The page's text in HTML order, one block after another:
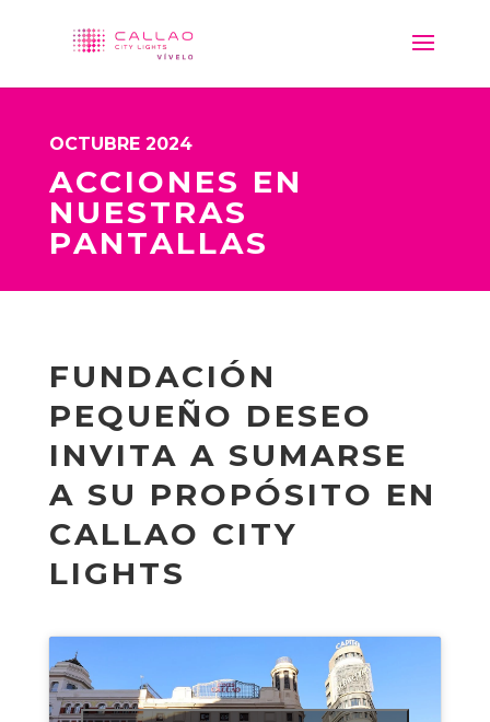
OCTUBRE 2024
ACCIONES EN
NUESTRAS
PANTALLAS
FUNDACIÓN
PEQUEÑO DESEO
INVITA A SUMARSE
A SU PROPÓSITO EN
CALLAO CITY
LIGHTS